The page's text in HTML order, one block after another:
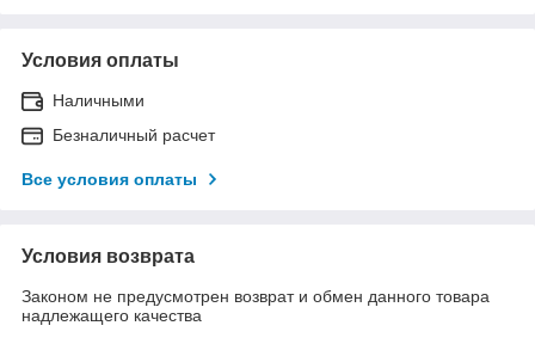
Условия оплаты
Наличными
Безналичный расчет
Все условия оплаты
Условия возврата
Законом не предусмотрен возврат и обмен данного товара
надлежащего качества